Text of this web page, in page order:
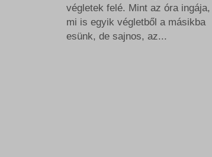
végletek felé. Mint az óra ingája,
mi is egyik végletből a másikba
esünk, de sajnos, az...